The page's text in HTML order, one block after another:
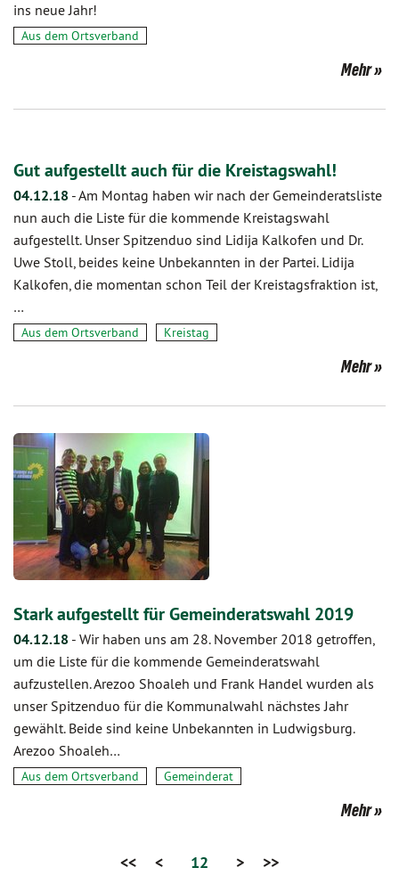
ins neue Jahr!
Aus dem Ortsverband
Mehr
Gut aufgestellt auch für die Kreistagswahl!
04.12.18 -Am Montag haben wir nach der Gemeinderatsliste
nun auch die Liste für die kommende Kreistagswahl
aufgestellt. Unser Spitzenduo sind Lidija Kalkofen und Dr.
Uwe Stoll, beides keine Unbekannten in der Partei. Lidija
Kalkofen, die momentan schon Teil der Kreistagsfraktion ist,
…
Aus dem Ortsverband Kreistag
Mehr
Stark aufgestellt für Gemeinderatswahl 2019
04.12.18 - Wir haben uns am 28. November 2018 getroffen,
um die Liste für die kommende Gemeinderatswahl
aufzustellen. Arezoo Shoaleh und Frank Handel wurden als
unser Spitzenduo für die Kommunalwahl nächstes Jahr
gewählt. Beide sind keine Unbekannten in Ludwigsburg.
Arezoo Shoaleh…
Aus dem Ortsverband Gemeinderat
Mehr
<< < 12 > >>